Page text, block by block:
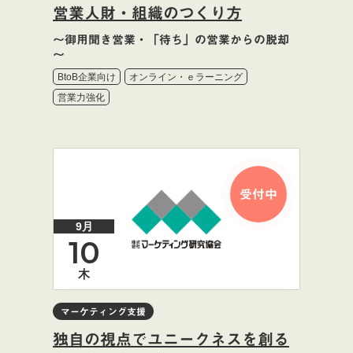
営業人財・組織のつくり方
～御用聞き営業・「待ち」の営業からの脱却
～
BtoB企業向け
オンライン・ｅラーニング
営業力強化
受付中
9月
10
木
マーケティング支援
独自の視点でユニークネスを創る